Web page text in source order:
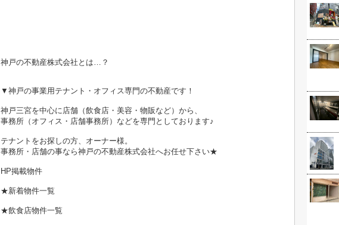
神戸の不動産株式会社とは…？
▼神戸の事業用テナント・オフィス専門の不動産です！
神戸三宮を中心に店舗（飲食店・美容・物販など）から、
事務所（オフィス・店舗事務所）などを専門としております♪
テナントをお探しの方、オーナー様。
事務所・店舗の事なら神戸の不動産株式会社へお任せ下さい★
HP掲載物件
★新着物件一覧
★飲食店物件一覧